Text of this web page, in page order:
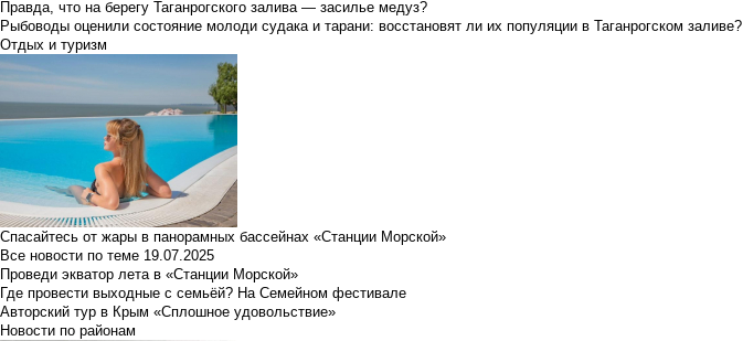
Правда, что на берегу Таганрогского залива — засилье медуз?
Рыбоводы оценили состояние молоди судака и тарани: восстановят ли их популяции в Таганрогском заливе?
Отдых и туризм
Спасайтесь от жары в панорамных бассейнах «Станции Морской»
Все новости по теме 19.07.2025
Проведи экватор лета в «Станции Морской»
Где провести выходные с семьёй? На Семейном фестивале
Авторский тур в Крым «Сплошное удовольствие»
Новости по районам